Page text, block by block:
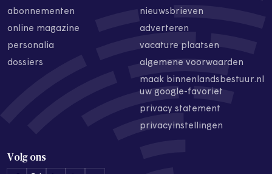
abonnementen
online magazine
personalia
dossiers
nieuwsbrieven
adverteren
vacature plaatsen
algemene voorwaarden
maak binnenlandsbestuur.nl
uw google-favoriet
privacy statement
privacyinstellingen
Volg ons